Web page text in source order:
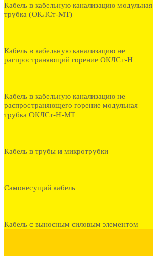
Кабель в кабельную канализацию модульная
трубка (ОКЛСт-МТ)
Кабель в кабельную канализацию не
распространяющий горение ОКЛСт-Н
Кабель в кабельную канализацию не
распространяющего горение модульная
трубка ОКЛСт-Н-МТ
Кабель в трубы и микротрубки
Самонесущий кабель
Кабель с выносным силовым элементом